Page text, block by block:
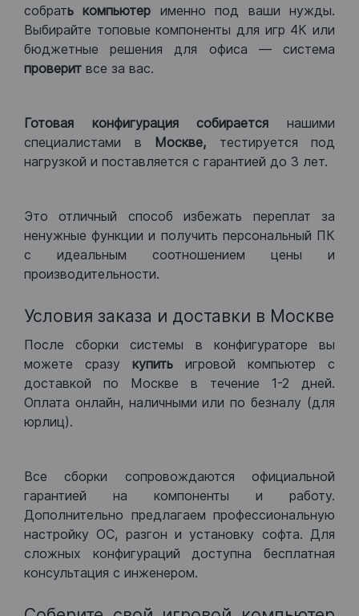
собрать компьютер именно под ваши нужды.
Выбирайте топовые компоненты для игр 4К или
бюджетные решения для офиса — система
проверит все за вас.
Готовая конфигурация собираетсянашими
специалистами в Москве, тестируется под
нагрузкой и поставляется с гарантией до 3 лет.
Это отличный способ избежать переплат за
ненужные функции и получить персональный ПК
с идеальным соотношением цены и
производительности.
Условия заказа и доставки в Москве
После сборки системы в конфигураторе вы
можете сразу купить игровой компьютер с
доставкой по Москве в течение 1-2 дней.
Оплата онлайн, наличными или по безналу (для
юрлиц).
Все сборки сопровождаются официальной
гарантией на компоненты и работу.
Дополнительно предлагаем профессиональную
настройку ОС, разгон и установку софта. Для
сложных конфигураций доступна бесплатная
консультация с инженером.